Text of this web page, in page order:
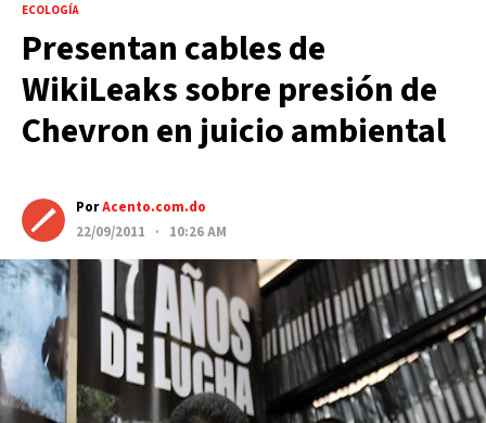
ECOLOGÍA
Presentan cables de
WikiLeaks sobre presión de
Chevron en juicio ambiental
PorAcento.com.do
22/09/2011 · 10:26 AM